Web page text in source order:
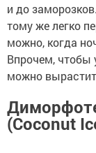
и до
тому же легко
можно, когда
Впрочем, чтобы
можно
(Coconut